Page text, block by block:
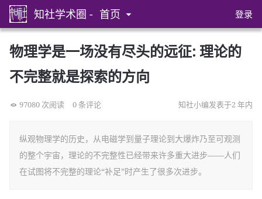
知社学术圈 - 首页 登录
物理学是一场没有尽头的远征: 理论的
不完整就是探索的方向
97080 次阅读 0 条评论 知社小编发表于2 年内
纵观物理学的历史，从电磁学到量子理论到大爆炸乃至可观测
的整个宇宙，理论的不完整性已经带来许多重大进步——人们
在试图将不完整的理论“补足”时产生了很多次进步。